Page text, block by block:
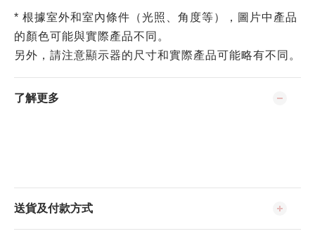
* 根據室外和室內條件（光照、角度等），圖片中產品
的顏色可能與實際產品不同。
另外，請注意顯示器的尺寸和實際產品可能略有不同。
了解更多
送貨及付款方式